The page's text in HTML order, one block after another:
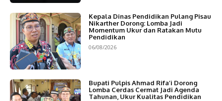
Kepala Dinas Pendidikan Pulang Pisau
Nikarther Dorong: Lomba Jadi
Momentum Ukur dan Ratakan Mutu
Pendidikan
06/08/2026
Bupati Pulpis Ahmad Rifa’i Dorong
Lomba Cerdas Cermat Jadi Agenda
Tahunan, Ukur Kualitas Pendidikan